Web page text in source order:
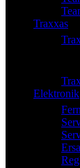
Traxxas
Elektronik